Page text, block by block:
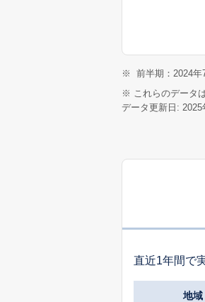
※
前半期：2024年
※ これらのデータ
データ更新日: 2025
直近1年間で
地域